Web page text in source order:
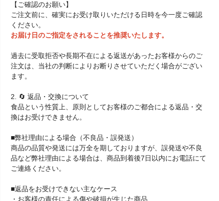
【ご確認のお願い】
ご注文前に、確実にお受け取りいただける日時を今一度ご確認
ください。
お届け日のご指定をされることを推奨いたします。
過去に受取拒否や長期不在による返送があったお客様からのご
注文は、当社の判断によりお断りさせていただく場合がござい
ます。
2. 🔄 返品・交換について
食品という性質上、原則としてお客様のご都合による返品・交
換はお受けできません。
■弊社理由による場合（不良品・誤発送）
商品の品質や発送には万全を期しておりますが、誤発送や不良
品など弊社理由による場合は、商品到着後7日以内にお電話にて
ご連絡ください。
■返品をお受けできない主なケース
・お客様の責任による傷や破損が生じた商品